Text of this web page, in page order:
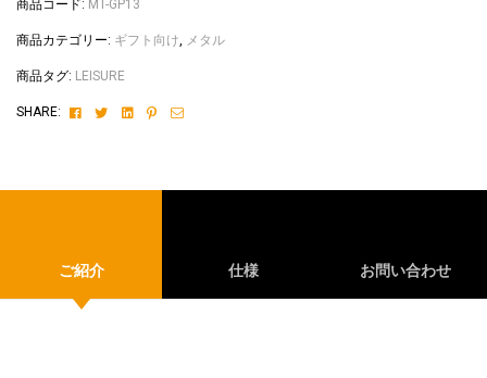
商品コード: MT-GP13
商品カテゴリー: ギフト向け, メタル
商品タグ: LEISURE
SHARE: FacebookTwitterLinkedinPinterest
Email
ご紹介 仕様 お問い合わせ